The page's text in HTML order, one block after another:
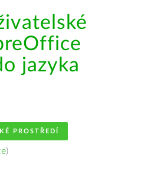
jazyka
PROSTŘEDÍ
)